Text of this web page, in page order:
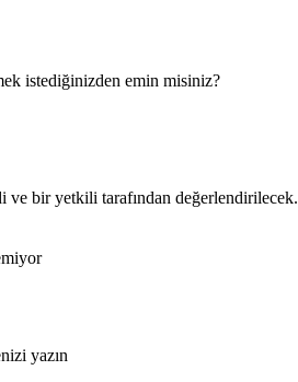
istediğinizden emin misiniz?
ve bir yetkili tarafından değerlendirilecek.
yazın